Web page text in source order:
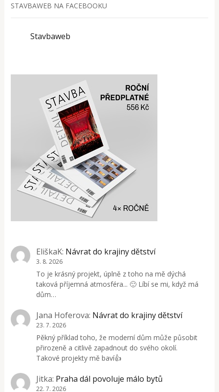
STAVBAWEB NA FACEBOOKU
Stavbaweb
EliškaK: Návrat do krajiny dětství
3. 8. 2026
To je krásný projekt, úplně z toho na mě dýchá
taková příjemná atmosféra... 🙂 Líbí se mi, když má
dům…
Jana Hoferova: Návrat do krajiny dětství
23. 7. 2026
Pěkný příklad toho, že moderní dům může působit
přirozeně a citlivě zapadnout do svého okolí.
Takové projekty mě baví👍
Jitka: Praha dál povoluje málo bytů
22. 7. 2026